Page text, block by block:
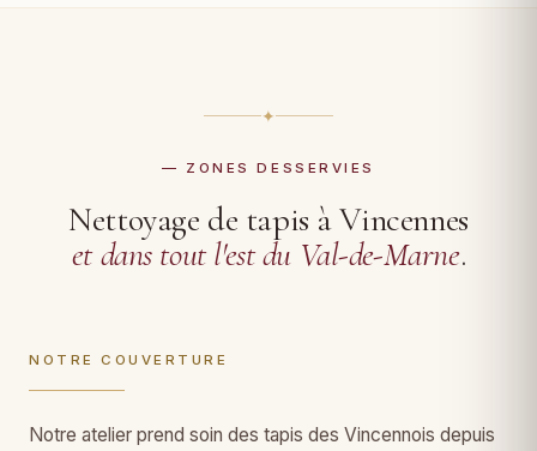
✦
— ZONES DESSERVIES
Nettoyage de tapis à Vincennes
et dans tout l'est du Val-de-Marne.
NOTRE COUVERTURE
Notre atelier prend soin des tapis des Vincennois depuis